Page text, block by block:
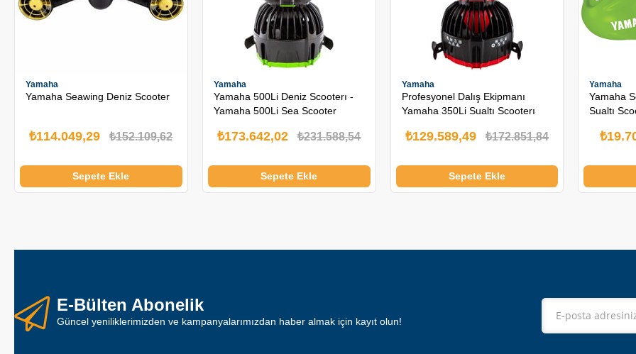
Yamaha
Yamaha Seawing Deniz Scooter
₺114.049,29 ₺152.109,62
Sepete Ekle
Yamaha
Yamaha 500Li Deniz Scooterı -
Yamaha 500Li Sea Scooter
₺173.642,02 ₺231.588,54
Sepete Ekle
Yamaha
Profesyonel Dalış Ekipmanı
Yamaha 350Li Sualtı Scooterı
₺129.589,49 ₺172.851,84
Sepete Ekle
Yamaha
Yamaha
Sualtı
E-Bülten Abonelik
Güncel yeniliklerimizden ve kampanyalarımızdan haber almak için kayıt olun!